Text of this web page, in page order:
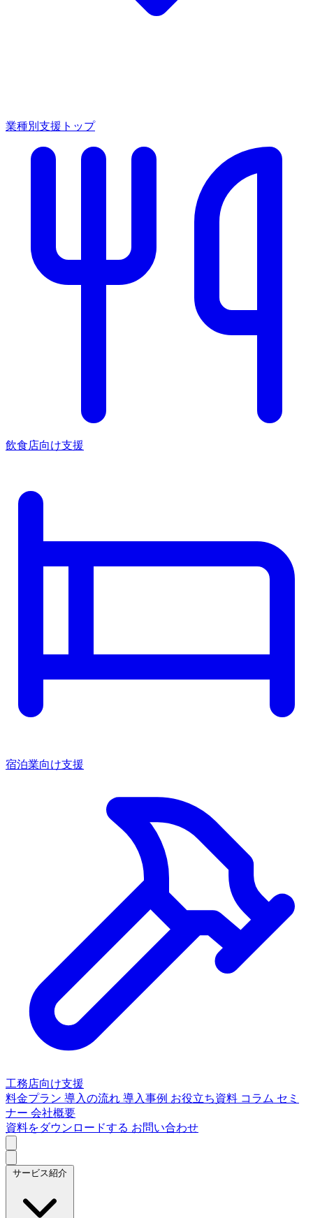
業種別支援トップ
飲食店向け支援
宿泊業向け支援
工務店向け支援
料金プラン 導入の流れ 導入事例 お役立ち資料 コラム セミ
ナー 会社概要
資料をダウンロードする お問い合わせ